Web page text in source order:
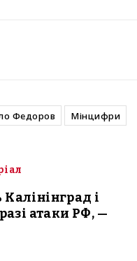
Федоров Мінцифри
і
атаки РФ, —